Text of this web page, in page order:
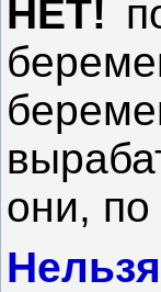
НЕТ!
они,